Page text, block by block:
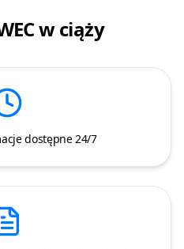
w ciąży
dostępne 24/7